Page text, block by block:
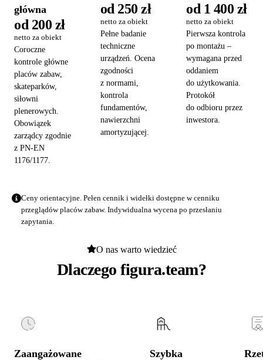
główna
od 200 zł
netto za obiekt
Coroczne
kontrole główne
placów zabaw,
skateparków,
siłowni
plenerowych.
Obowiązek
zarządcy zgodnie
z PN-EN
1176/1177.
od 250 zł
netto za obiekt
Pełne badanie
techniczne
urządzeń. Ocena
zgodności
z normami,
kontrola
fundamentów,
nawierzchni
amortyzującej.
od 1 400 zł
netto za obiekt
Pierwsza kontrola
po montażu –
wymagana przed
oddaniem
do użytkowania.
Protokół
do odbioru przez
inwestora.
Ceny orientacyjne. Pełen cennik i widełki dostępne wcenniku
przeglądów placów zabaw. Indywidualna wycena po przesłaniu
zapytania.
O nas warto wiedzieć
Dlaczego figura.team?
Zaangażowane
Szybka